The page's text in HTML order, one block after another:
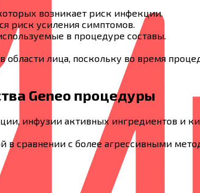
возникает риск инфекции.
риск усиления симптомов.
в процедуре составы.
области лица, поскольку во время
Geneo процедуры
инфузии активных ингредиентов и
в сравнении с более агрессивными